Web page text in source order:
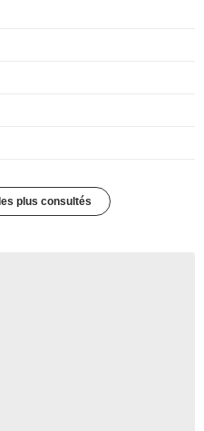
plus consultés